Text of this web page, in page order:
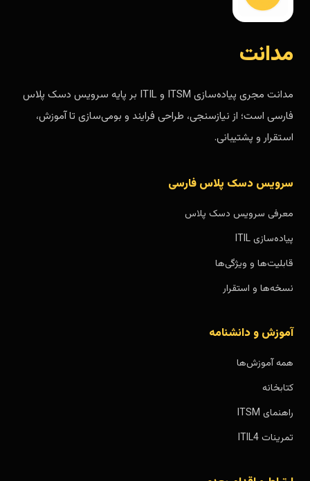
مدانت
مدانت مجری پیاده‌سازی ITSM و ITIL بر پایه سرویس دسک پلاس
فارسی است؛ از نیازسنجی، طراحی فرایند و بومی‌سازی تا آموزش،
استقرار و پشتیبانی.
سرویس دسک پلاس فارسی
معرفی سرویس دسک پلاس
پیاده‌سازی ITIL
قابلیت‌ها و ویژگی‌ها
نسخه‌ها و استقرار
آموزش و دانشنامه
همه آموزش‌ها
کتابخانه
راهنمای ITSM
تمرینات ITIL4